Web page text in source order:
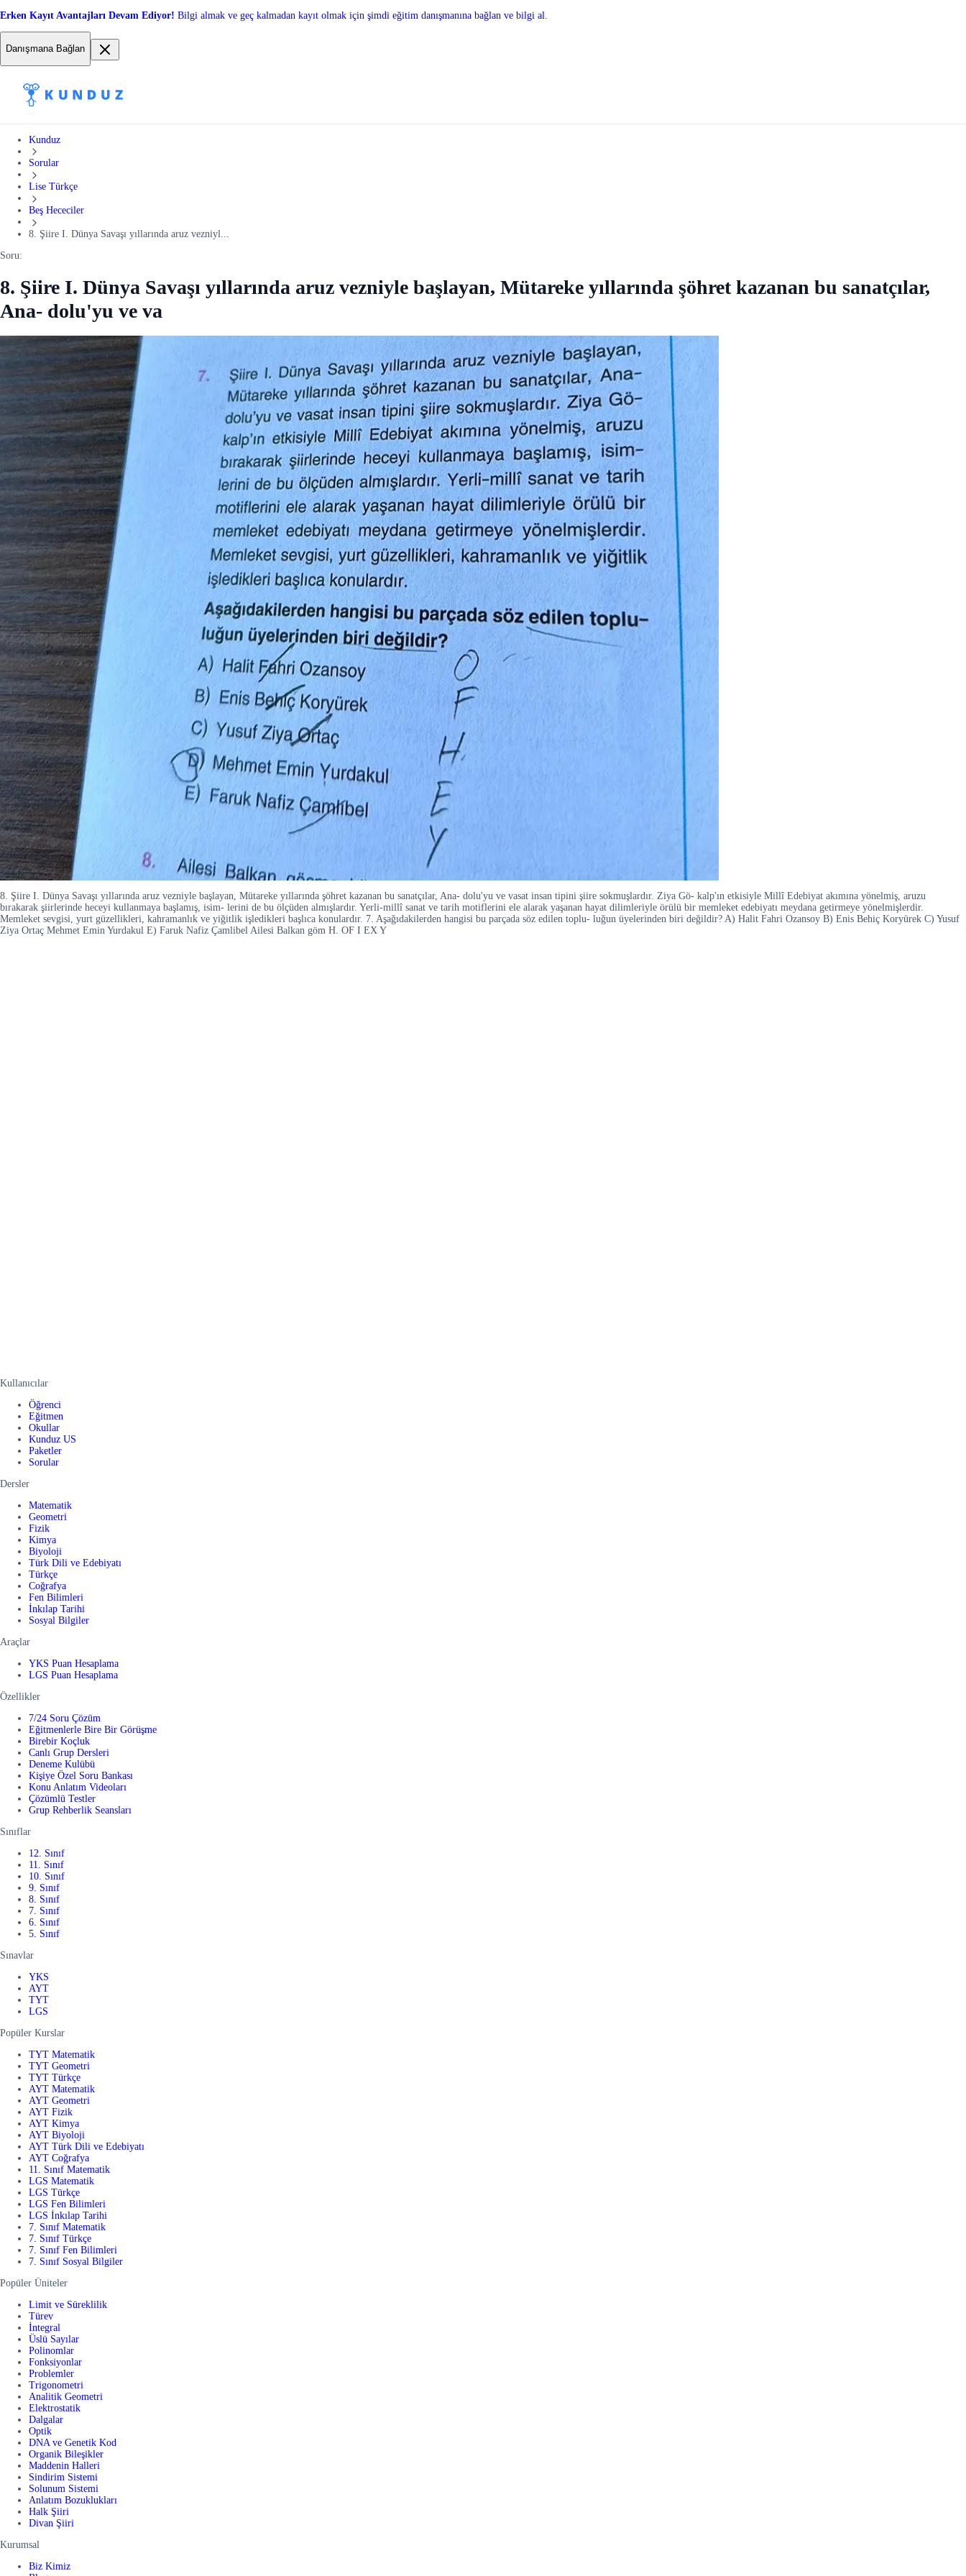
Erken Kayıt Avantajları Devam Ediyor! Bilgi almak ve geç kalmadan kayıt olmak için şimdi eğitim danışmanına bağlan ve bilgi al.
Danışmana Bağlan
Kunduz
Sorular
Lise Türkçe
Beş Hececiler
8. Şiire I. Dünya Savaşı yıllarında aruz vezniyl...
Soru:
8. Şiire I. Dünya Savaşı yıllarında aruz vezniyle başlayan, Mütareke yıllarında şöhret kazanan bu sanatçılar,
Ana- dolu'yu ve va
8. Şiire I. Dünya Savaşı yıllarında aruz vezniyle başlayan, Mütareke yıllarında şöhret kazanan bu sanatçılar, Ana- dolu'yu ve vasat insan tipini şiire sokmuşlardır. Ziya Gö- kalp'ın etkisiyle Millî Edebiyat akımına yönelmiş, aruzu
bırakarak şiirlerinde heceyi kullanmaya başlamış, isim- lerini de bu ölçüden almışlardır. Yerli-millî sanat ve tarih motiflerini ele alarak yaşanan hayat dilimleriyle örülü bir memleket edebiyatı meydana getirmeye yönelmişlerdir.
Memleket sevgisi, yurt güzellikleri, kahramanlık ve yiğitlik işledikleri başlıca konulardır. 7. Aşağıdakilerden hangisi bu parçada söz edilen toplu- luğun üyelerinden biri değildir? A) Halit Fahri Ozansoy B) Enis Behiç Koryürek C) Yusuf
Ziya Ortaç Mehmet Emin Yurdakul E) Faruk Nafiz Çamlibel Ailesi Balkan göm H. OF I EX Y
Kullanıcılar
Öğrenci
Eğitmen
Okullar
Kunduz US
Paketler
Sorular
Dersler
Matematik
Geometri
Fizik
Kimya
Biyoloji
Türk Dili ve Edebiyatı
Türkçe
Coğrafya
Fen Bilimleri
İnkılap Tarihi
Sosyal Bilgiler
Araçlar
YKS Puan Hesaplama
LGS Puan Hesaplama
Özellikler
7/24 Soru Çözüm
Eğitmenlerle Bire Bir Görüşme
Birebir Koçluk
Canlı Grup Dersleri
Deneme Kulübü
Kişiye Özel Soru Bankası
Konu Anlatım Videoları
Çözümlü Testler
Grup Rehberlik Seansları
Sınıflar
12. Sınıf
11. Sınıf
10. Sınıf
9. Sınıf
8. Sınıf
7. Sınıf
6. Sınıf
5. Sınıf
Sınavlar
YKS
AYT
TYT
LGS
Popüler Kurslar
TYT Matematik
TYT Geometri
TYT Türkçe
AYT Matematik
AYT Geometri
AYT Fizik
AYT Kimya
AYT Biyoloji
AYT Türk Dili ve Edebiyatı
AYT Coğrafya
11. Sınıf Matematik
LGS Matematik
LGS Türkçe
LGS Fen Bilimleri
LGS İnkılap Tarihi
7. Sınıf Matematik
7. Sınıf Türkçe
7. Sınıf Fen Bilimleri
7. Sınıf Sosyal Bilgiler
Popüler Üniteler
Limit ve Süreklilik
Türev
İntegral
Üslü Sayılar
Polinomlar
Fonksiyonlar
Problemler
Trigonometri
Analitik Geometri
Elektrostatik
Dalgalar
Optik
DNA ve Genetik Kod
Organik Bileşikler
Maddenin Halleri
Sindirim Sistemi
Solunum Sistemi
Anlatım Bozuklukları
Halk Şiiri
Divan Şiiri
Kurumsal
Biz Kimiz